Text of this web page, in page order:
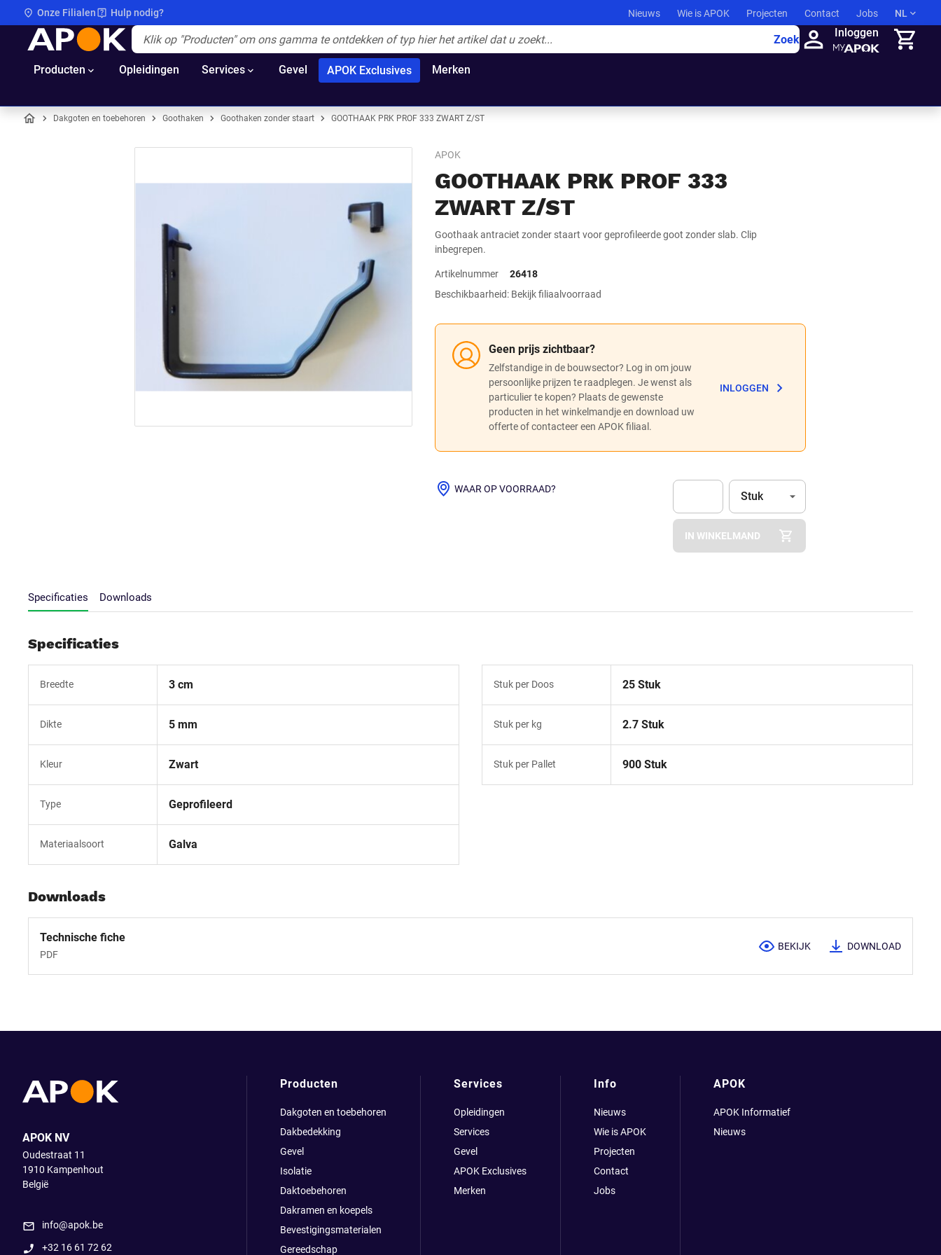
Onze Filialen Hulp nodig? Nieuws Wie is APOK Projecten Contact Jobs NL
APOK Zoek
Inloggen
Producten Opleidingen Services Gevel APOK Exclusives Merken
Dakgoten en toebehoren Goothaken Goothaken zonder staart GOOTHAAK PRK PROF 333 ZWART Z/ST
APOK
GOOTHAAK PRK PROF 333
ZWART Z/ST
Goothaak antraciet zonder staart voor geprofileerde goot zonder slab. Clip
inbegrepen.
Artikelnummer
26418
Beschikbaarheid: Bekijk filiaalvoorraad
Geen prijs zichtbaar?
Zelfstandige in de bouwsector? Log in om jouw
persoonlijke prijzen te raadplegen. Je wenst als
particulier te kopen? Plaats de gewenste
producten in het winkelmandje en download uw
offerte of contacteer een APOK filiaal.
INLOGGEN
WAAR OP VOORRAAD?
Apok.Product.Detail.AddToCart.Quantity
Eenheid (Optioneel)
Stuk
IN WINKELMAND
Specificaties Downloads
Specificaties
Breedte 3 cm
Dikte 5 mm
Kleur Zwart
Type Geprofileerd
Materiaalsoort Galva
Stuk per Doos 25 Stuk
Stuk per kg 2.7 Stuk
Stuk per Pallet 900 Stuk
Downloads
Technische fiche
PDF
BEKIJK DOWNLOAD
APOK NV
Oudestraat 11
1910 Kampenhout
België
info@apok.be
+32 16 61 72 62
Producten
Dakgoten en toebehoren
Dakbedekking
Gevel
Isolatie
Daktoebehoren
Dakramen en koepels
Bevestigingsmaterialen
Gereedschap
Services
Opleidingen
Services
Gevel
APOK Exclusives
Merken
Info
Nieuws
Wie is APOK
Projecten
Contact
Jobs
APOK
APOK Informatief
Nieuws